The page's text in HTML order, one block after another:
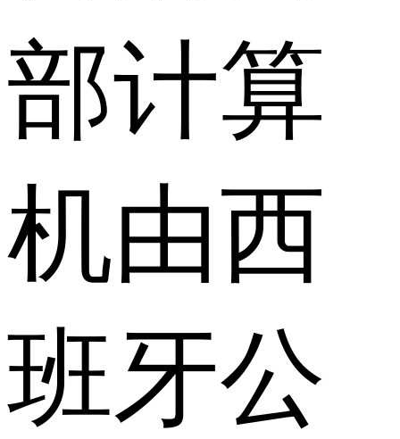
部计算
机由西
班牙公